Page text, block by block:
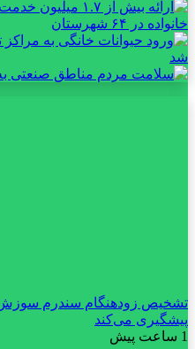
تشخیص زودهنگام سندرم
پیشگیری می‌کند
1 ساعت پیش